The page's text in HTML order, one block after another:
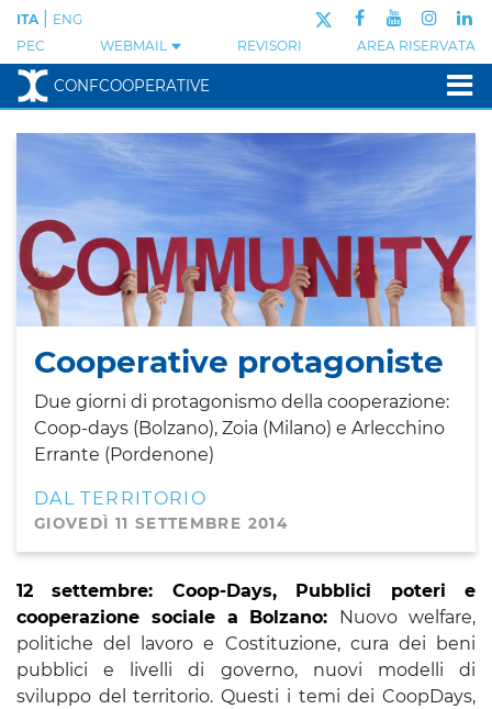
PEC WEBMAIL REVISORI AREA RISERVATA
ITA ENG
CONFCOOPERATIVE
Cooperative protagoniste
Due giorni di protagonismo della cooperazione:
Coop-days (Bolzano), Zoia (Milano) e Arlecchino
Errante (Pordenone)
DAL TERRITORIO
GIOVEDÌ 11 SETTEMBRE 2014
12 settembre: Coop-Days, Pubblici poteri e
cooperazione sociale a Bolzano:
Nuovo welfare,
politiche del lavoro e Costituzione, cura dei beni
pubblici e livelli di governo, nuovi modelli di
sviluppo del territorio. Questi i temi dei CoopDays,